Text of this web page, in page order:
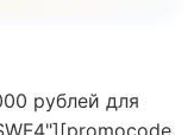
рублей для